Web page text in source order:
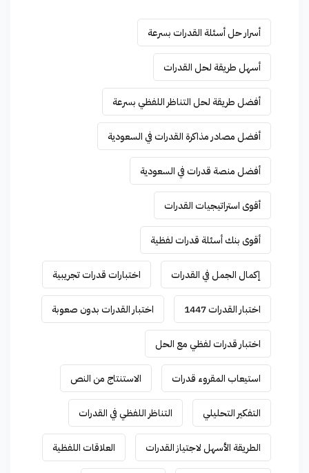
أسرار حل أسئلة القدرات بسرعة
أسهل طريقة لحل القدرات
أفضل طريقة لحل التناظر اللفظي بسرعة
أفضل مصادر مذاكرة القدرات في السعودية
أفضل منصة قدرات في السعودية
أقوى استراتيجيات القدرات
أقوى بنك أسئلة قدرات لفظية
إكمال الجمل في القدرات اختبارات قدرات تجريبية
اختبار القدرات 1447 اختبار القدرات بدون صعوبة
اختبار قدرات لفظي مع الحل
استيعاب المقروء قدرات الاستنتاج من النص
التفكير التحليلي التناظر اللفظي في القدرات
الطريقة الأسهل لاجتياز القدرات العلاقات اللفظية